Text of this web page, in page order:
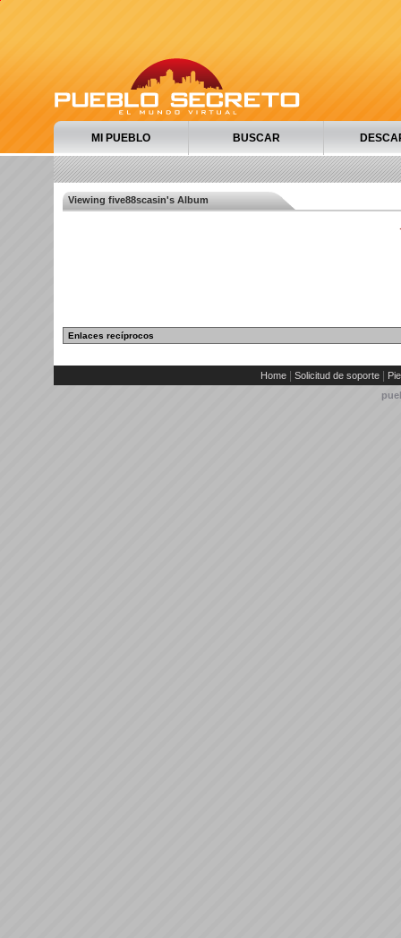
MI PUEBLO BUSCAR
Viewing five88scasin's Album
Enlaces recíprocos
Home Solicitud de soporte